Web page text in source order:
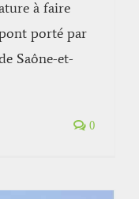
à faire
porté par
Saône-et-
0